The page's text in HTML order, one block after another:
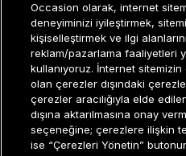
Müşteri İlişkileri0 850 800 01
GRUP MARKALAR
ERKEK KATEGORILER
Occasion olarak, internet
deneyiminizi iyileştirmek,
kişiselleştirmek ve ilgi
reklam/pazarlama faaliyetleri
kullanıyoruz. İnternet sitemizin
olan çerezler dışındaki
çerezler aracılığıyla elde
dışına aktarılmasına onay
seçeneğine; çerezlere ilişkin
ise “Çerezleri Yönetin”